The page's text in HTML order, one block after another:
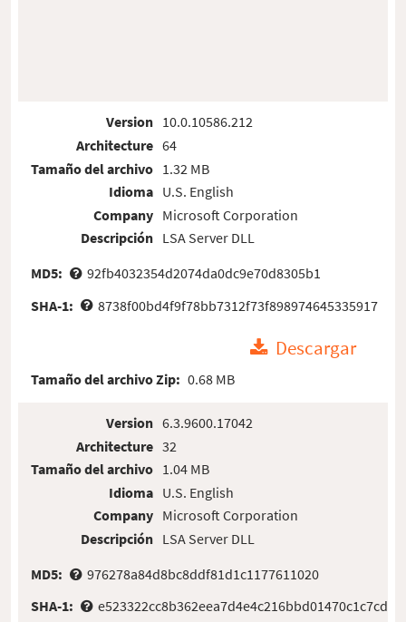
Version
Architecture
Tamaño del archivo
Idioma
Company
Descripción
10.0.10586.212
64
1.32 MB
U.S. English
Microsoft Corporation
LSA Server DLL
MD5:
92fb4032354d2074da0dc9e70d8305b1
SHA-1:
8738f00bd4f9f78bb7312f73f898974645335917
Descargar
Tamaño del archivo Zip: 0.68 MB
Version
Architecture
Tamaño del archivo
Idioma
Company
Descripción
6.3.9600.17042
32
1.04 MB
U.S. English
Microsoft Corporation
LSA Server DLL
MD5:
976278a84d8bc8ddf81d1c1177611020
SHA-1:
e523322cc8b362eea7d4e4c216bbd01470c1c7cd